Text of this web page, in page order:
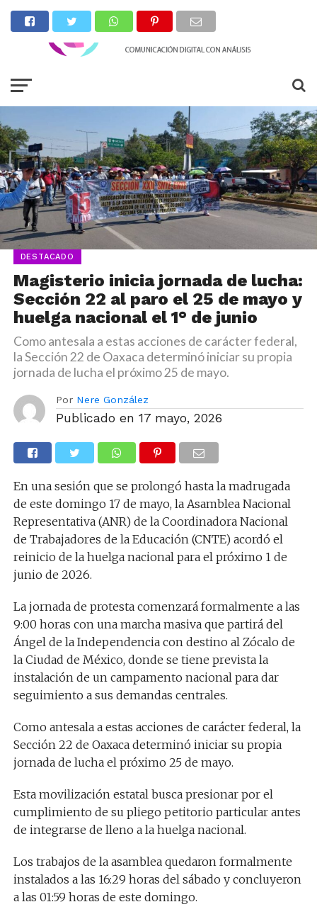
DESTACADO
Magisterio inicia jornada de lucha:
Sección 22 al paro el 25 de mayo y
huelga nacional el 1° de junio
Como antesala a estas acciones de carácter federal,
la Sección 22 de Oaxaca determinó iniciar su propia
jornada de lucha el próximo 25 de mayo.
Por Nere González
Publicado en 17 mayo, 2026
En una sesión que se prolongó hasta la madrugada
de este domingo 17 de mayo, la Asamblea Nacional
Representativa (ANR) de la Coordinadora Nacional
de Trabajadores de la Educación (CNTE) acordó el
reinicio de la huelga nacional para el próximo 1 de
junio de 2026.
La jornada de protesta comenzará formalmente a las
9:00 horas con una marcha masiva que partirá del
Ángel de la Independencia con destino al Zócalo de
la Ciudad de México, donde se tiene prevista la
instalación de un campamento nacional para dar
seguimiento a sus demandas centrales.
Como antesala a estas acciones de carácter federal, la
Sección 22 de Oaxaca determinó iniciar su propia
jornada de lucha el próximo 25 de mayo.
Esta movilización estatal busca presionar por el
cumplimiento de su pliego petitorio particular antes
de integrarse de lleno a la huelga nacional.
Los trabajos de la asamblea quedaron formalmente
instalados a las 16:29 horas del sábado y concluyeron
a las 01:59 horas de este domingo.